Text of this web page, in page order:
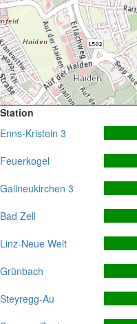
Station
Enns-Kristein 3
Feuerkogel
Gallneukirchen 3
Bad Zell
Linz-Neue Welt
Grünbach
Steyregg-Au